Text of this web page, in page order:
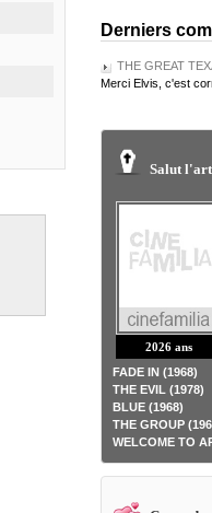
Derniers
THE GREAT
Merci Elvis, c'est
Salut
2026 ans
FADE IN (1968)
THE EVIL (1978)
BLUE (1968)
THE GROUP
WELCOME TO